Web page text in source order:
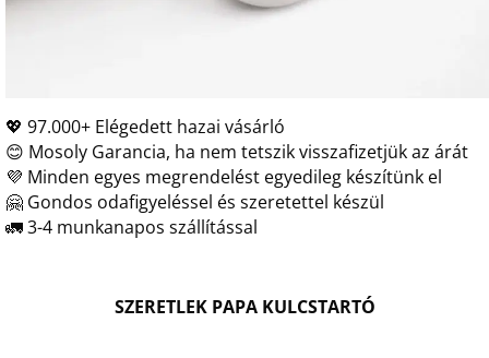
💖 97.000+ Elégedett hazai vásárló
😊 Mosoly Garancia, ha nem tetszik visszafizetjük az árát
💜 Minden egyes megrendelést egyedileg készítünk el
🤗 Gondos odafigyeléssel és szeretettel készül
🚛 3-4 munkanapos szállítással
SZERETLEK PAPA KULCSTARTÓ